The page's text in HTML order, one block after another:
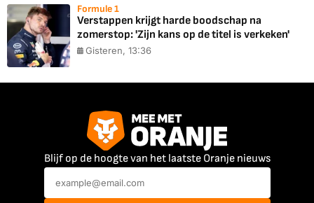
Formule 1
Verstappen krijgt harde boodschap na
zomerstop: 'Zijn kans op de titel is verkeken'
Gisteren, 13:36
Blijf op de hoogte van het laatste Oranje nieuws